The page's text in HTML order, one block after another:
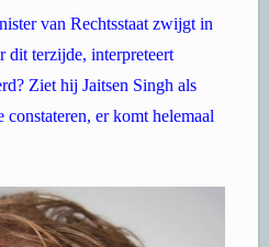
van Rechtsstaat zwijgt in
dit terzijde, interpreteert
Ziet hij Jaitsen Singh als
constateren, er komt helemaal